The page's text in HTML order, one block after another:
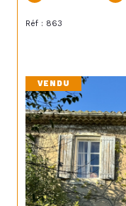
Réf : 863
VENDU